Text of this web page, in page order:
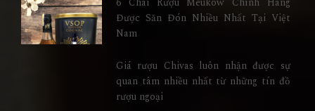
Được Săn Đón Nhiều Nhất Tại Việt
Nam
Giá rượu Chivas luôn nhận được sự
quan tâm nhiều nhất từ những tín đồ
rượu ngoại